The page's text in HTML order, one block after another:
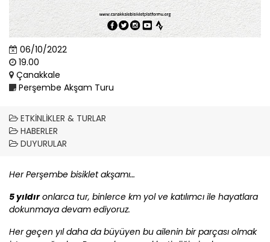
06/10/2022
19.00
Çanakkale
Perşembe Akşam Turu
ETKINLIKLER & TURLAR
HABERLER
DUYURULAR
Her Perşembe bisiklet akşamı…
5 yıldıronlarca tur, binlerce km yol ve katılımcı ile hayatlara
dokunmaya devam ediyoruz.
Her geçen yıl daha da büyüyen bu ailenin bir parçası olmak